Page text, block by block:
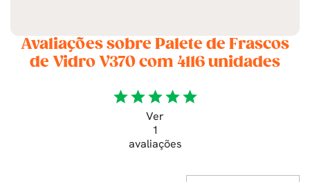
Avaliações sobre Palete de Frascos
de Vidro V370 com 4116 unidades
starstarstarstarstar
Ver
1
avaliações